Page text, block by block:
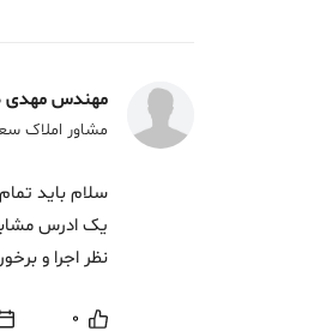
مهندس مهدی
مشاور املاک
سلام باید
یک ادرس
نظر اجرا و
0